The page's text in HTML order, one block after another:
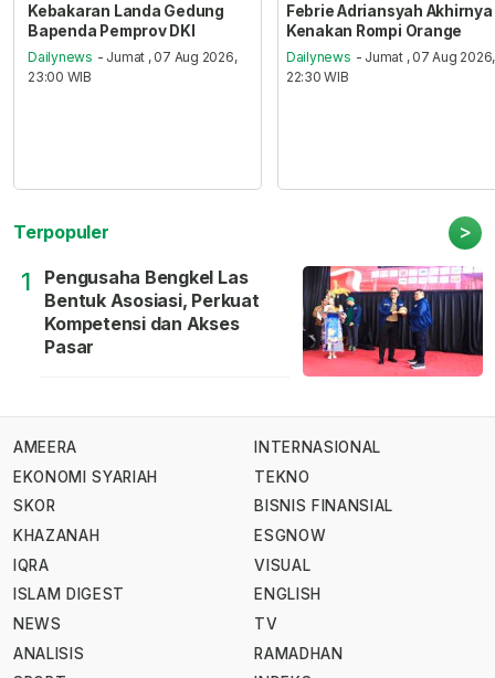
Kebakaran Landa Gedung
Bapenda Pemprov DKI
Dailynews - Jumat , 07 Aug 2026,
23:00 WIB
Febrie Adriansyah Akhirnya
Kenakan Rompi Orange
Dailynews - Jumat , 07 Aug 2026,
22:30 WIB
Terpopuler >
1
Pengusaha Bengkel Las
Bentuk Asosiasi, Perkuat
Kompetensi dan Akses
Pasar
AMEERA
EKONOMI SYARIAH
SKOR
KHAZANAH
IQRA
ISLAM DIGEST
NEWS
ANALISIS
INTERNASIONAL
TEKNO
BISNIS FINANSIAL
ESGNOW
VISUAL
ENGLISH
TV
RAMADHAN